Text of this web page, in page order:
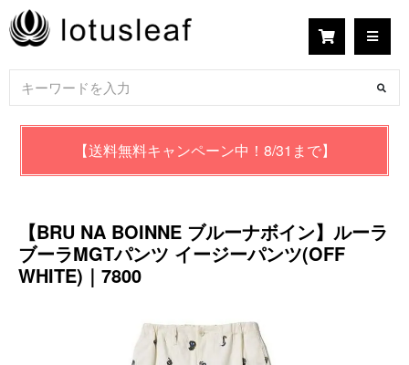
【送料無料キャンペーン中！8/31まで】
【BRU NA BOINNE ブルーナボイン】ルーラ
ブーラMGTパンツ イージーパンツ(OFF
WHITE)｜7800